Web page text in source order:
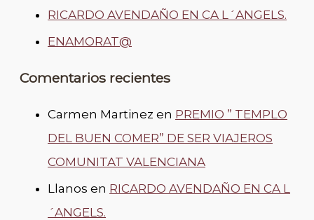
RICARDO AVENDAÑO EN CA L´ANGELS.
ENAMORAT@
Comentarios recientes
Carmen Martinez en PREMIO ” TEMPLO
DEL BUEN COMER” DE SER VIAJEROS
COMUNITAT VALENCIANA
Llanos en RICARDO AVENDAÑO EN CA L
´ANGELS.